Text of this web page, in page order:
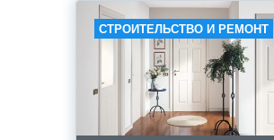
СТРОИТЕЛЬСТВО И РЕМОНТ